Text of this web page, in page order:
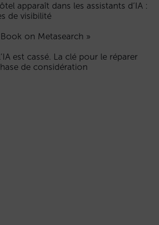
apparaît dans les assistants d’IA :
de visibilité
Book on Metasearch »
est cassé. La clé pour le réparer
de considération